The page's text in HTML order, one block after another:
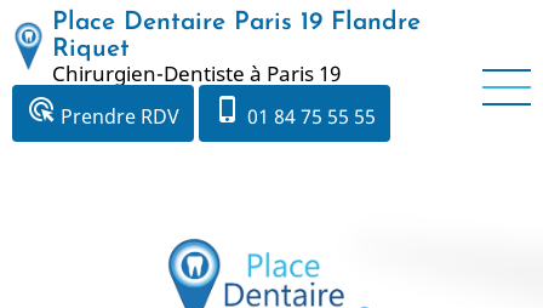
au
contenu
principal
Place Dentaire Paris 19 Flandre
Riquet
Chirurgien-Dentiste à Paris 19
ads_click Prendre RDV phone_iphone 01 84 75 55 55